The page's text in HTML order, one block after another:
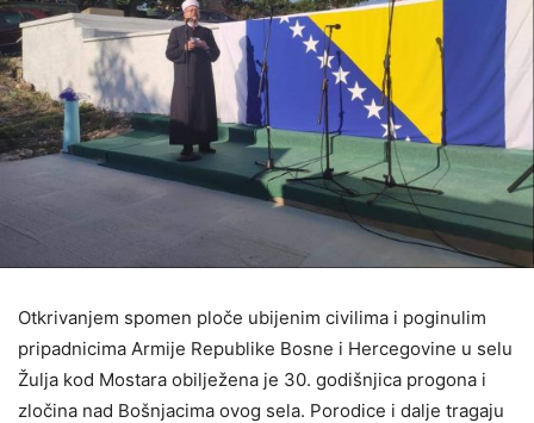
Otkrivanjem spomen ploče ubijenim civilima i poginulim
pripadnicima Armije Republike Bosne i Hercegovine u selu
Žulja kod Mostara obilježena je 30. godišnjica progona i
zločina nad Bošnjacima ovog sela. Porodice i dalje tragaju